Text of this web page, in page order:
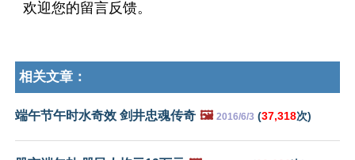
欢迎您的留言反馈。
相关文章：
端午节午时水奇效 剑井忠魂传奇 🖼️ 2016/6/3 (37,318次)